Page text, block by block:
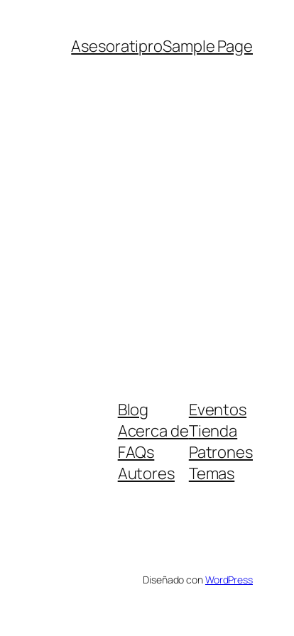
AsesoratiproSample Page
Blog
Acerca de
FAQs
Autores
Eventos
Tienda
Patrones
Temas
Diseñado conWordPress